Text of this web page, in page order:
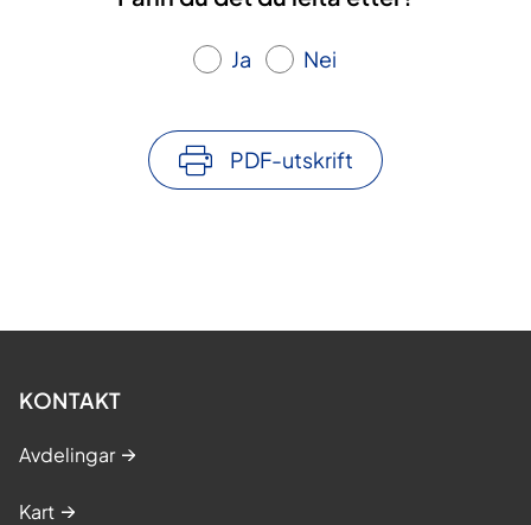
Ja Nei
PDF-utskrift
KONTAKT
Avdelingar
Kart